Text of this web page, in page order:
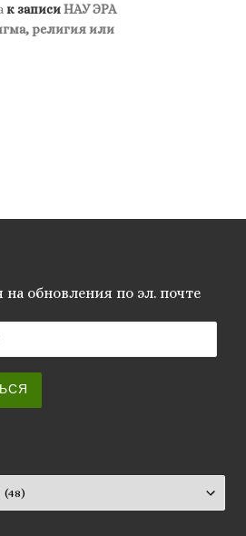
к записиНАУ ЭРА
религия или
на обновления по эл. почте